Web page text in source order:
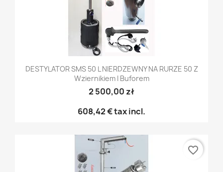
DESTYLATOR SMS 50 L NIERDZEWNY NA RURZE 50 Z
Wziernikiem I Buforem
2 500,00 zł
608,42 €tax incl.
favorite_border